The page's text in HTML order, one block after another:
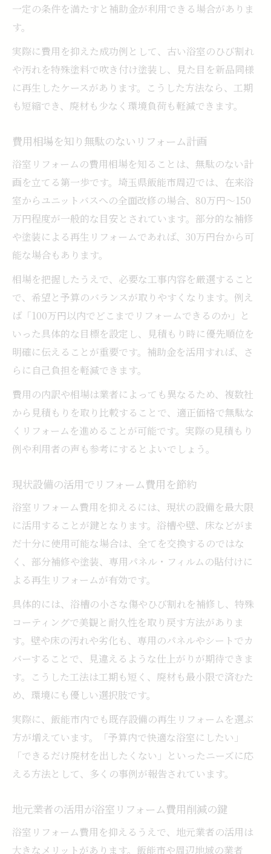
浴室リフォーム費用と機能性のバランスを
水回り全体を見据えた浴室リフォーム費用
診断
見積もり比較で納得の浴室リフォーム費用
に
複数業者の費用比較で浴室リフォームを成
功
浴室リフォームの見積もり比較ポイント解
説
施工内容と費用のバランスを見極めるコツ
安心して頼める浴室リフォーム業者の見極め方
信頼できる浴室リフォーム業者の選び方
業者選びで失敗しないための浴室リフォー
ム費用比較
口コミや実績で浴室リフォーム業者を見極
見積もり内容の丁寧な説明が業者選びの決
め手
浴室リフォーム費用とサービス内容を徹底
埼玉県飯能市でお得に浴室リフォームする秘訣
地元業者活用で浴室リフォーム費用を削減
補助金制度を最大限に活かした浴室リフォ
ーム
飯能市でのお得な浴室リフォーム事例を紹
介
浴室リフォーム費用の交渉術とポイント
リフォーム費用を抑えるための最新動向解
説
一定の条件を満たすと補助金が利用できる場合がありま
す。
実際に費用を抑えた成功例として、古い浴室のひび割れ
や汚れを特殊塗料で吹き付け塗装し、見た目を新品同様
に再生したケースがあります。こうした方法なら、工期
も短縮でき、廃材も少なく環境負荷も軽減できます。
費用相場を知り無駄のないリフォーム計画
浴室リフォームの費用相場を知ることは、無駄のない計
画を立てる第一歩です。埼玉県飯能市周辺では、在来浴
室からユニットバスへの全面改修の場合、80万円～150
万円程度が一般的な目安とされています。部分的な補修
や塗装による再生リフォームであれば、30万円台から可
能な場合もあります。
相場を把握したうえで、必要な工事内容を厳選すること
で、希望と予算のバランスが取りやすくなります。例え
ば「100万円以内でどこまでリフォームできるのか」と
いった具体的な目標を設定し、見積もり時に優先順位を
明確に伝えることが重要です。補助金を活用すれば、さ
らに自己負担を軽減できます。
費用の内訳や相場は業者によっても異なるため、複数社
から見積もりを取り比較することで、適正価格で無駄な
くリフォームを進めることが可能です。実際の見積もり
例や利用者の声も参考にするとよいでしょう。
現状設備の活用でリフォーム費用を節約
浴室リフォーム費用を抑えるには、現状の設備を最大限
に活用することが鍵となります。浴槽や壁、床などがま
だ十分に使用可能な場合は、全てを交換するのではな
く、部分補修や塗装、専用パネル・フィルムの貼付けに
よる再生リフォームが有効です。
具体的には、浴槽の小さな傷やひび割れを補修し、特殊
コーティングで美観と耐久性を取り戻す方法がありま
す。壁や床の汚れや劣化も、専用のパネルやシートでカ
バーすることで、見違えるような仕上がりが期待できま
す。こうした工法は工期も短く、廃材も最小限で済むた
め、環境にも優しい選択肢です。
実際に、飯能市内でも既存設備の再生リフォームを選ぶ
方が増えています。「予算内で快適な浴室にしたい」
「できるだけ廃材を出したくない」といったニーズに応
える方法として、多くの事例が報告されています。
地元業者の活用が浴室リフォーム費用削減の鍵
浴室リフォーム費用を抑えるうえで、地元業者の活用は
大きなメリットがあります。飯能市や周辺地域の業者